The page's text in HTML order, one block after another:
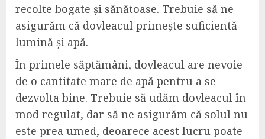
recolte bogate și sănătoase. Trebuie să ne
asigurăm că dovleacul primește suficientă
lumină și apă.
În primele săptămâni, dovleacul are nevoie
de o cantitate mare de apă pentru a se
dezvolta bine. Trebuie să udăm dovleacul în
mod regulat, dar să ne asigurăm că solul nu
este prea umed, deoarece acest lucru poate